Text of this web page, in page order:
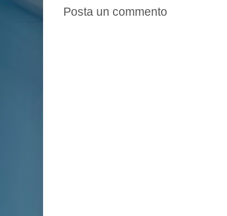
Posta un commento